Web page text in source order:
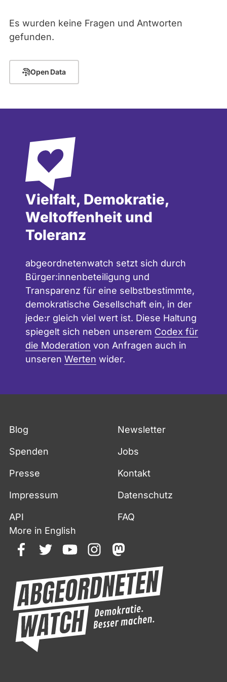
befragt
werden.
Thema
- Alle -
Antwort Status
- Alle -
Es wurden keine Fragen und Antworten
gefunden.
Open Data
Vielfalt, Demokratie,
Weltoffenheit und
Toleranz
abgeordnetenwatch setzt sich durch
Bürger:innenbeteiligung und
Transparenz für eine selbstbestimmte,
demokratische Gesellschaft ein, in der
jede:r gleich viel wert ist. Diese Haltung
spiegelt sich neben unserem Codex für
die Moderation von Anfragen auch in
unseren Werten wider.
Blog Newsletter
Spenden Jobs
Presse Kontakt
Impressum Datenschutz
API
FAQ
More in English
facebooktwitteryoutubeinstagrammastodon